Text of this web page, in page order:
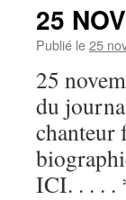
25
Publié le25
25
du
chanteur
ICI. . . .